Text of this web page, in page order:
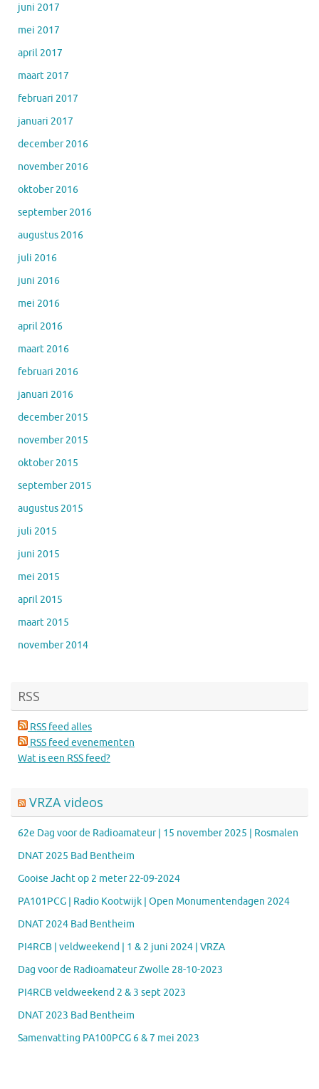
juni 2017
mei 2017
april 2017
maart 2017
februari 2017
januari 2017
december 2016
november 2016
oktober 2016
september 2016
augustus 2016
juli 2016
juni 2016
mei 2016
april 2016
maart 2016
februari 2016
januari 2016
december 2015
november 2015
oktober 2015
september 2015
augustus 2015
juli 2015
juni 2015
mei 2015
april 2015
maart 2015
november 2014
RSS
RSS feed alles
RSS feed evenementen
Wat is een RSS feed?
VRZA videos
62e Dag voor de Radioamateur | 15 november 2025 | Rosmalen
DNAT 2025 Bad Bentheim
Gooise Jacht op 2 meter 22-09-2024
PA101PCG | Radio Kootwijk | Open Monumentendagen 2024
DNAT 2024 Bad Bentheim
PI4RCB | veldweekend | 1 & 2 juni 2024 | VRZA
Dag voor de Radioamateur Zwolle 28-10-2023
PI4RCB veldweekend 2 & 3 sept 2023
DNAT 2023 Bad Bentheim
Samenvatting PA100PCG 6 & 7 mei 2023